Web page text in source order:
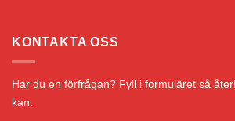
KONTAKTA OSS
Har du en förfrågan? Fyll i formuläret så
kan.